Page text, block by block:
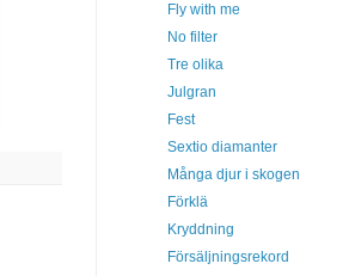
Fly with me
No filter
Tre olika
Julgran
Fest
Sextio diamanter
Många djur i skogen
Förklä
Kryddning
Försäljningsrekord